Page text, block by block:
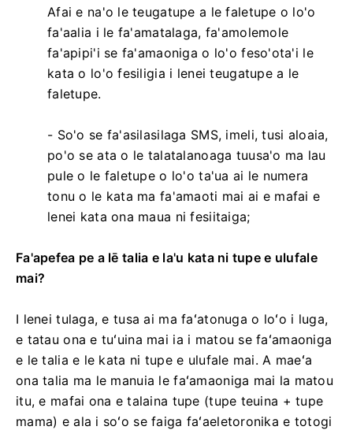
Afai e na'o le teugatupe a le faletupe o lo'o
fa'aalia i le fa'amatalaga, fa'amolemole
fa'apipi'i se fa'amaoniga o lo'o feso'ota'i le
kata o lo'o fesiligia i lenei teugatupe a le
faletupe.
- So'o se fa'asilasilaga SMS, imeli, tusi aloaia,
po'o se ata o le talatalanoaga tuusa'o ma lau
pule o le faletupe o lo'o ta'ua ai le numera
tonu o le kata ma fa'amaoti mai ai e mafai e
lenei kata ona maua ni fesiitaiga;
Fa'apefea pe a lē talia e la'u kata ni tupe e ulufale
mai?
I lenei tulaga, e tusa ai ma faʻatonuga o loʻo i luga,
e tatau ona e tuʻuina mai ia i matou se faʻamaoniga
e le talia e le kata ni tupe e ulufale mai. A maeʻa
ona talia ma le manuia le faʻamaoniga mai la matou
itu, e mafai ona e talaina tupe (tupe teuina + tupe
mama) e ala i soʻo se faiga faʻaeletoronika e totogi